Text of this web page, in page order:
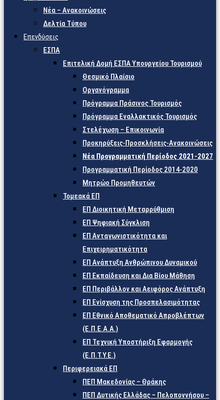
Νέα – Ανακοινώσεις
Δελτία Τύπου
Επενδύσεις
ΕΣΠΑ
Επιτελική Δομή ΕΣΠΑ Υπουργείου Τουρισμού
Θεσμικό Πλαίσιο
Οργανόγραμμα
Πρόγραμμα Πράσινος Τουρισμός
Πρόγραμμα Εναλλακτικός Τουρισμός
Στελέχωση – Επικοινωνία
Προκηρύξεις-Προσκλήσεις-Ανακοινώσεις
Νέα Προγραμματική Περίοδος 2021-2027
Προγραμματική Περίοδος 2014-2020
Μητρώο Προμηθευτών
Τομεακά ΕΠ
ΕΠ Διοικητική Μεταρρύθμιση
ΕΠ Ψηφιακή Σύγκλιση
ΕΠ Ανταγωνιστικότητα και
Επιχειρηματικότητα
ΕΠ Ανάπτυξη Ανθρώπινου Δυναμικού
ΕΠ Εκπαίδευση και Δια Βίου Μάθηση
ΕΠ Περιβάλλον και Αειφόρος Ανάπτυξη
ΕΠ Ενίσχυση της Προσπελασιμότητας
ΕΠ Εθνικό Αποθεματικό Απροβλέπτων
(Ε.Π.Ε.Α.Α.)
ΕΠ Τεχνική Υποστήριξη Εφαρμογής
(Ε.Π.Τ.Υ.Ε.)
Περιφερειακά ΕΠ
ΠΕΠ Μακεδονίας – Θράκης
ΠΕΠ Δυτικής Ελλάδας – Πελοποννήσου –